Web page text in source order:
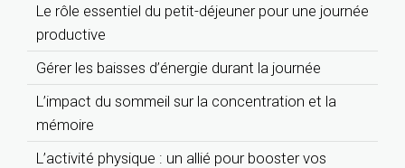
Le rôle essentiel du petit-déjeuner pour une journée
productive
Gérer les baisses d’énergie durant la journée
L’impact du sommeil sur la concentration et la
mémoire
L’activité physique : un allié pour booster vos